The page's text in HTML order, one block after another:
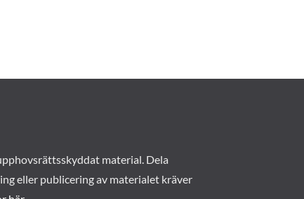
material. Dela
eller publicering av materialet kräver